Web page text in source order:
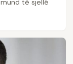
të sjellë